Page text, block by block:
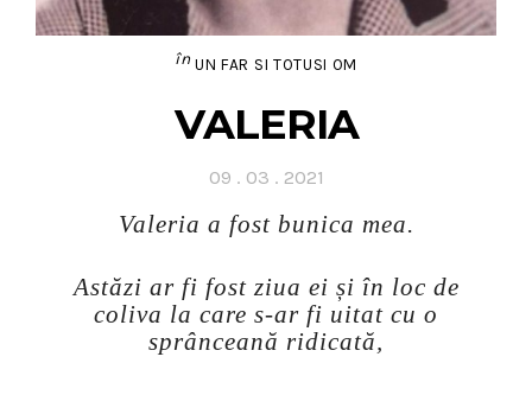
în UN FAR SI TOTUSI OM
VALERIA
Posted
09 . 03 . 2021
Valeria a fost bunica mea.
Astăzi ar fi fost ziua ei și în loc de
coliva la care s-ar fi uitat cu o
sprânceană ridicată,